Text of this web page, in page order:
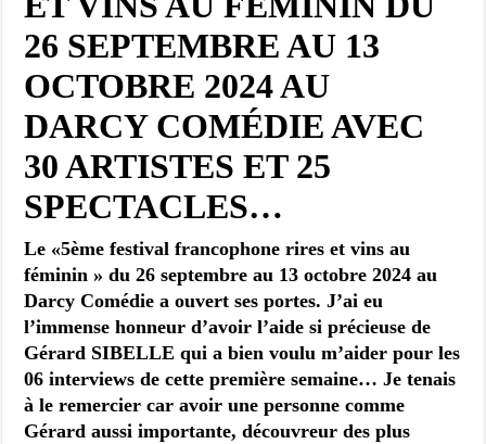
26 SEPTEMBRE AU 13
OCTOBRE 2024 AU
DARCY COMÉDIE AVEC
30 ARTISTES ET 25
SPECTACLES…
Le «5ème festival francophone rires et vins au
féminin » du 26 septembre au 13 octobre 2024 au
Darcy Comédie a ouvert ses portes. J’ai eu
l’immense honneur d’avoir l’aide si précieuse de
Gérard SIBELLE qui a bien voulu m’aider pour les
06 interviews de cette première semaine… Je tenais
à le remercier car avoir une personne comme
Gérard aussi importante, découvreur des plus